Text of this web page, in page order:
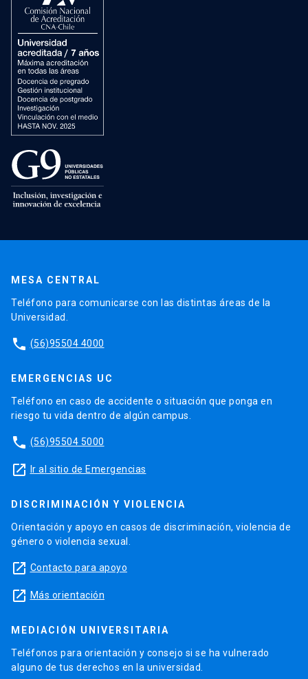
MESA CENTRAL
Teléfono para comunicarse con las distintas áreas de la
Universidad.
phone (56)95504 4000
EMERGENCIAS UC
Teléfono en caso de accidente o situación que ponga en
riesgo tu vida dentro de algún campus.
phone (56)95504 5000
launch Ir al sitio de Emergencias
DISCRIMINACIÓN Y VIOLENCIA
Orientación y apoyo en casos de discriminación, violencia de
género o violencia sexual.
launch Contacto para apoyo
launch Más orientación
MEDIACIÓN UNIVERSITARIA
Teléfonos para orientación y consejo si se ha vulnerado
alguno de tus derechos en la universidad.